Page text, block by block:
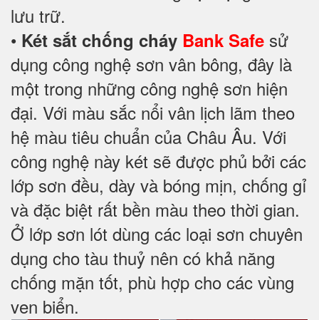
lưu trữ.
• Két sắt chống cháy Bank Safe sử
dụng công nghệ sơn vân bông, đây là
một trong những công nghệ sơn hiện
đại. Với màu sắc nổi vân lịch lãm theo
hệ màu tiêu chuẩn của Châu Âu. Với
công nghệ này két sẽ được phủ bởi các
lớp sơn đều, dày và bóng mịn, chống gỉ
và đặc biệt rất bền màu theo thời gian.
Ở lớp sơn lót dùng các loại sơn chuyên
dụng cho tàu thuỷ nên có khả năng
chống mặn tốt, phù hợp cho các vùng
ven biển.